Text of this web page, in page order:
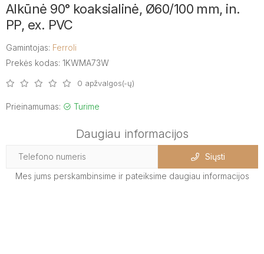
Alkūnė 90° koaksialinė, Ø60/100 mm, in.
PP, ex. PVC
Gamintojas: Ferroli
Prekės kodas: 1KWMA73W
0 apžvalgos(-ų)
Prieinamumas: Turime
Daugiau informacijos
Siųsti
Mes jums perskambinsime ir pateiksime daugiau informacijos